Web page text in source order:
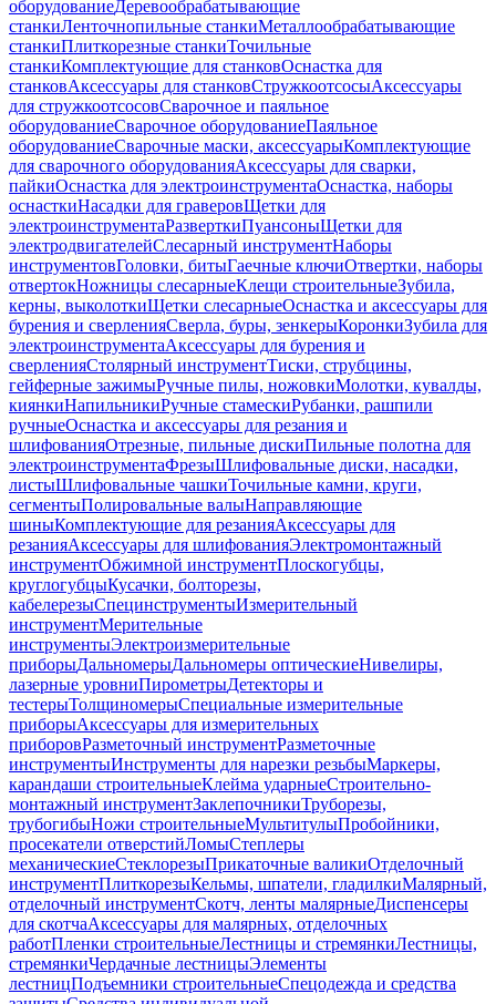
оборудованиеДеревообрабатывающие
станкиЛенточнопильные станкиМеталлообрабатывающие
станкиПлиткорезные станкиТочильные
станкиКомплектующие для станковОснастка для
станковАксессуары для станковСтружкоотсосыАксессуары
для стружкоотсосовСварочное и паяльное
оборудованиеСварочное оборудованиеПаяльное
оборудованиеСварочные маски, аксессуарыКомплектующие
для сварочного оборудованияАксессуары для сварки,
пайкиОснастка для электроинструментаОснастка, наборы
оснасткиНасадки для граверовЩетки для
электроинструментаРазверткиПуансоныЩетки для
электродвигателейСлесарный инструментНаборы
инструментовГоловки, битыГаечные ключиОтвертки, наборы
отвертокНожницы слесарныеКлещи строительныеЗубила,
керны, выколоткиЩетки слесарныеОснастка и аксессуары для
бурения и сверленияСверла, буры, зенкерыКоронкиЗубила для
электроинструментаАксессуары для бурения и
сверленияСтолярный инструментТиски, струбцины,
гейферные зажимыРучные пилы, ножовкиМолотки, кувалды,
киянкиНапильникиРучные стамескиРубанки, рашпили
ручныеОснастка и аксессуары для резания и
шлифованияОтрезные, пильные дискиПильные полотна для
электроинструментаФрезыШлифовальные диски, насадки,
листыШлифовальные чашкиТочильные камни, круги,
сегментыПолировальные валыНаправляющие
шиныКомплектующие для резанияАксессуары для
резанияАксессуары для шлифованияЭлектромонтажный
инструментОбжимной инструментПлоскогубцы,
круглогубцыКусачки, болторезы,
кабелерезыСпецинструментыИзмерительный
инструментМерительные
инструментыЭлектроизмерительные
приборыДальномерыДальномеры оптическиеНивелиры,
лазерные уровниПирометрыДетекторы и
тестерыТолщиномерыСпециальные измерительные
приборыАксессуары для измерительных
приборовРазметочный инструментРазметочные
инструментыИнструменты для нарезки резьбыМаркеры,
карандаши строительныеКлейма ударныеСтроительно-
монтажный инструментЗаклепочникиТруборезы,
трубогибыНожи строительныеМультитулыПробойники,
просекатели отверстийЛомыСтеплеры
механическиеСтеклорезыПрикаточные валикиОтделочный
инструментПлиткорезыКельмы, шпатели, гладилкиМалярный,
отделочный инструментСкотч, ленты малярныеДиспенсеры
для скотчаАксессуары для малярных, отделочных
работПленки строительныеЛестницы и стремянкиЛестницы,
стремянкиЧердачные лестницыЭлементы
лестницПодъемники строительныеСпецодежда и средства